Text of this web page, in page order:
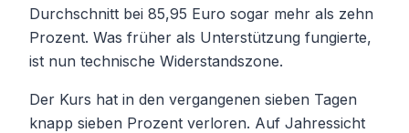
Durchschnitt bei 85,95 Euro sogar mehr als zehn
Prozent. Was früher als Unterstützung fungierte,
ist nun technische Widerstandszone.
Der Kurs hat in den vergangenen sieben Tagen
knapp sieben Prozent verloren. Auf Jahressicht